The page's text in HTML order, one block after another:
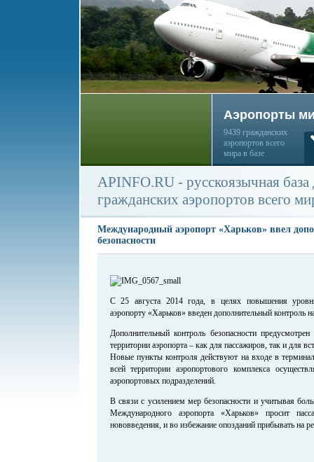
Аэропорты
9439 гражданских
аэропортов всего
мира в базе
APINFO.RU - русскоязычная
гражданских аэропортов всего
Международный аэропорт «Харьков» ввел
безопасности
С 25 августа 2014 года, в целях повышения
аэропорту «Харьков» введен дополнительный контроль
Дополнительный контроль безопасности
территории аэропорта – как для пассажиров, так и для
Новые пункты контроля действуют на входе в
всей территории аэропортового комплекса
аэропортовых подразделений.
В связи с усилением мер безопасности и учитывая
Международного аэропорта «Харьков» просит
нововведения, и во избежание опозданий прибывать на